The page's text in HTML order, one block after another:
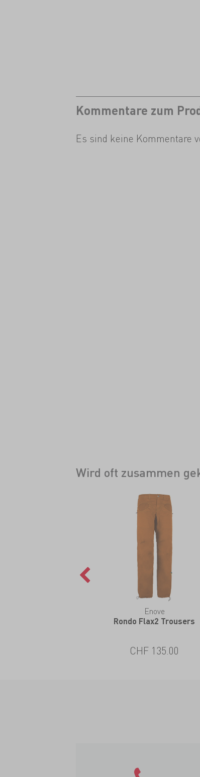
Kommentare zum
Es sind keine Kommentare
Wird oft zusammen
Enove
Rondo Flax2 Trousers
CHF 135.00